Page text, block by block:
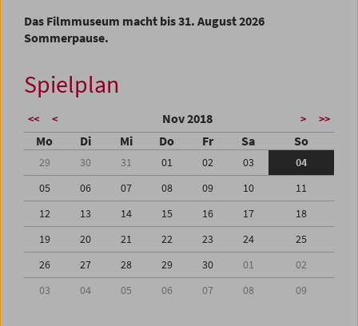
Das Filmmuseum macht bis 31. August 2026
Sommerpause.
Spielplan
<< < Nov 2018 > >>
Mo Di Mi Do Fr Sa So
29 30 31 01 02 03
04
05
06 07 08 09 10
11
12
13 14 15 16 17
18
19
20 21 22 23 24
25
26
27 28 29 30 01
02
03
04 05 06 07 08 09